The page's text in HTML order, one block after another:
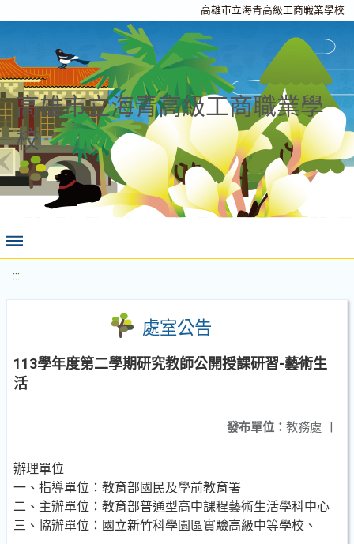
高雄市立海青高級工商職業學校
高雄市立海青高級工商職業學
校
:::
處室公告
113學年度第二學期研究教師公開授課研習-藝術生
活
發布單位： 教務處 |
辦理單位
一、指導單位：教育部國民及學前教育署
二、主辦單位：教育部普通型高中課程藝術生活學科中心
三、協辦單位：國立新竹科學園區實驗高級中等學校、